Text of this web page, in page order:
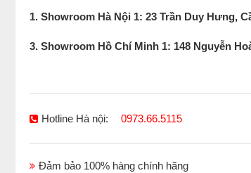
1. Showroom Hà Nội 1: 23 Trần Duy Hưng,
3. Showroom Hồ Chí Minh 1: 148 Nguyễn
Hotline Hà nội: 0973.66.5115
Đảm bảo 100% hàng chính hãng